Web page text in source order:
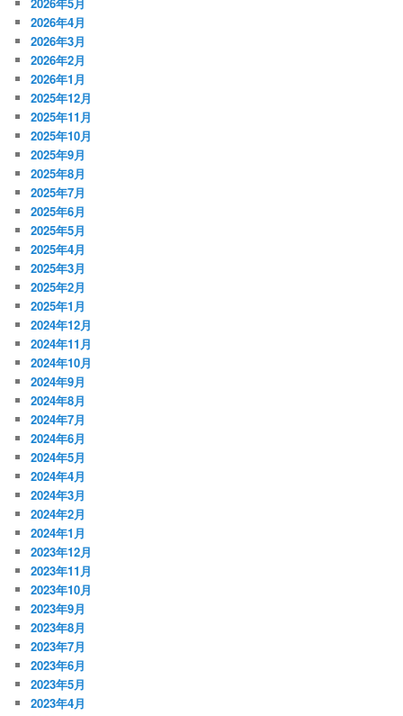
2026年5月
2026年4月
2026年3月
2026年2月
2026年1月
2025年12月
2025年11月
2025年10月
2025年9月
2025年8月
2025年7月
2025年6月
2025年5月
2025年4月
2025年3月
2025年2月
2025年1月
2024年12月
2024年11月
2024年10月
2024年9月
2024年8月
2024年7月
2024年6月
2024年5月
2024年4月
2024年3月
2024年2月
2024年1月
2023年12月
2023年11月
2023年10月
2023年9月
2023年8月
2023年7月
2023年6月
2023年5月
2023年4月